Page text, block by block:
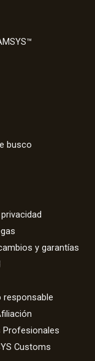
busco
y garantías
Profesionales
Customs